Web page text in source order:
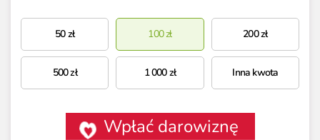
50zł 100zł 200zł
500zł 1 000zł Inna kwota
Wpłać darowiznę